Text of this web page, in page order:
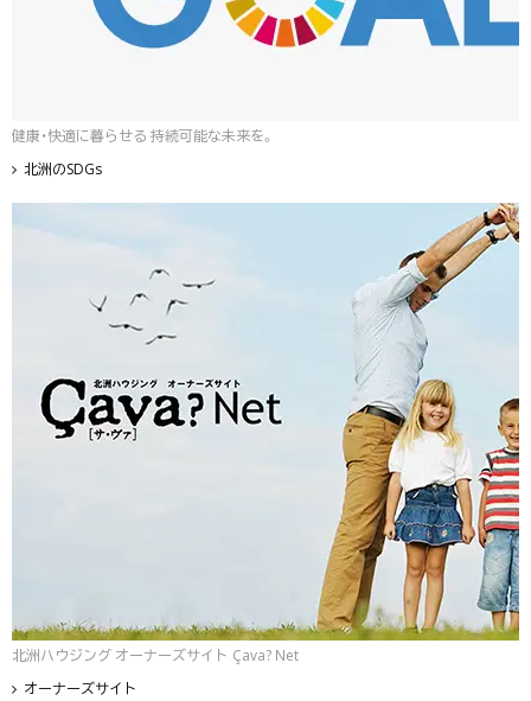
健康・快適に暮らせる 持続可能な未来を。
北洲のSDGs
北洲ハウジング オーナーズサイト Çava? Net
オーナーズサイト